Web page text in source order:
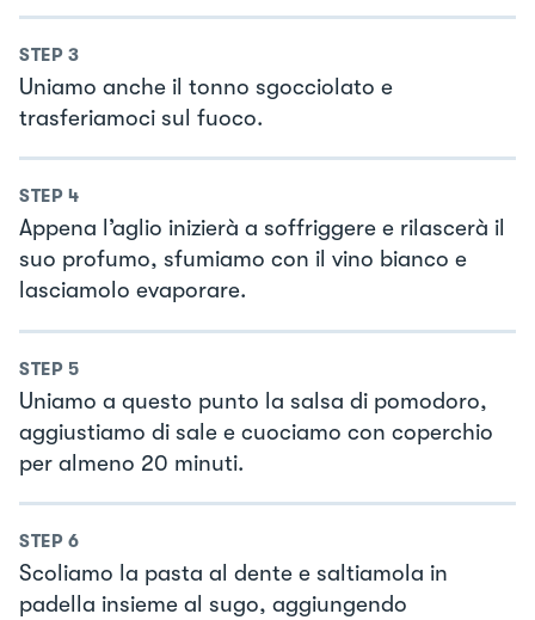
STEP 3
Uniamo anche il tonno sgocciolato e
trasferiamoci sul fuoco.
STEP 4
Appena l’aglio inizierà a soffriggere e rilascerà il
suo profumo, sfumiamo con il vino bianco e
lasciamolo evaporare.
STEP 5
Uniamo a questo punto la salsa di pomodoro,
aggiustiamo di sale e cuociamo con coperchio
per almeno 20 minuti.
STEP 6
Scoliamo la pasta al dente e saltiamola in
padella insieme al sugo, aggiungendo